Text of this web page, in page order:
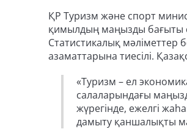
ҚР Туризм және спорт
қимылдың маңызды бағыты
Статистикалық мәліметтер
азаматтарына тиесілі.
«Туризм – ел
салаларындағы
жүрегінде, ежелгі
дамыту қаншалықты